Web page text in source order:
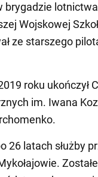
brygadzie
Wojskowej
ze starszego
roku ukończył
im. Iwana
26 latach służby